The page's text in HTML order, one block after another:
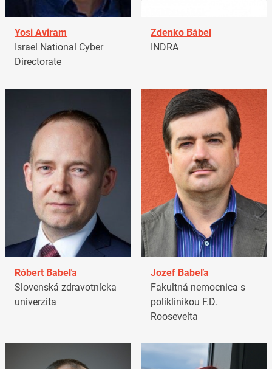
Yosi Aviram
Israel National Cyber
Directorate
Zdenko Bábel
INDRA
Róbert Babeľa
Slovenská zdravotnícka
univerzita
Jozef Babeľa
Fakultná nemocnica s
poliklinikou F.D.
Roosevelta